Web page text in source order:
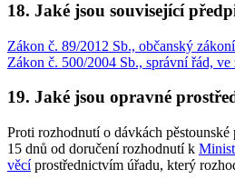
18. Jaké jsou související
Zákon č. 89/2012 Sb., občanský
Zákon č. 500/2004 Sb., správní řád,
19. Jaké jsou opravné
Proti rozhodnutí o dávkách
15 dnů od doručení rozhodnutí k
věcíprostřednictvím úřadu, který